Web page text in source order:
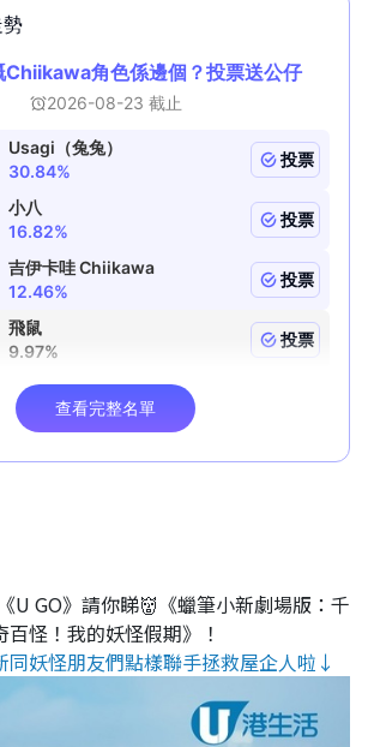
U GO》請你睇👹《蠟筆小新劇場版：千
百怪！我的妖怪假期》！
妖怪朋友們點樣聯手拯救屋企人啦↓